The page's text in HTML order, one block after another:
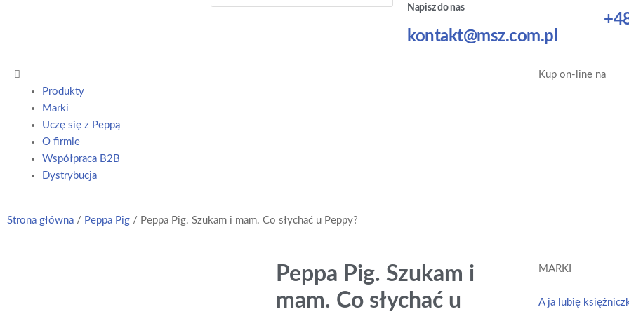
Napisz do nas
kontakt@msz.com.pl
Produkty
Marki
Uczę się z Peppą
O firmie
Współpraca B2B
Dystrybucja
Kup on-line na
Strona główna / Peppa Pig / Peppa Pig. Szukam i mam. Co słychać u Peppy?
Peppa Pig. Szukam i
mam. Co słychać u
MARKI
A ja lubię